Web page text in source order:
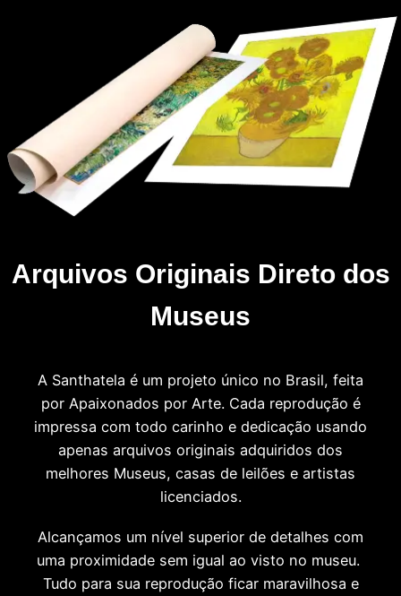
Arquivos Originais Direto dos
Museus
A Santhatela é um projeto único no Brasil, feita
por Apaixonados por Arte. Cada reprodução é
impressa com todo carinho e dedicação usando
apenas arquivos originais adquiridos dos
melhores Museus, casas de leilões e artistas
licenciados.
Alcançamos um nível superior de detalhes com
uma proximidade sem igual ao visto no museu.
Tudo para sua reprodução ficar maravilhosa e